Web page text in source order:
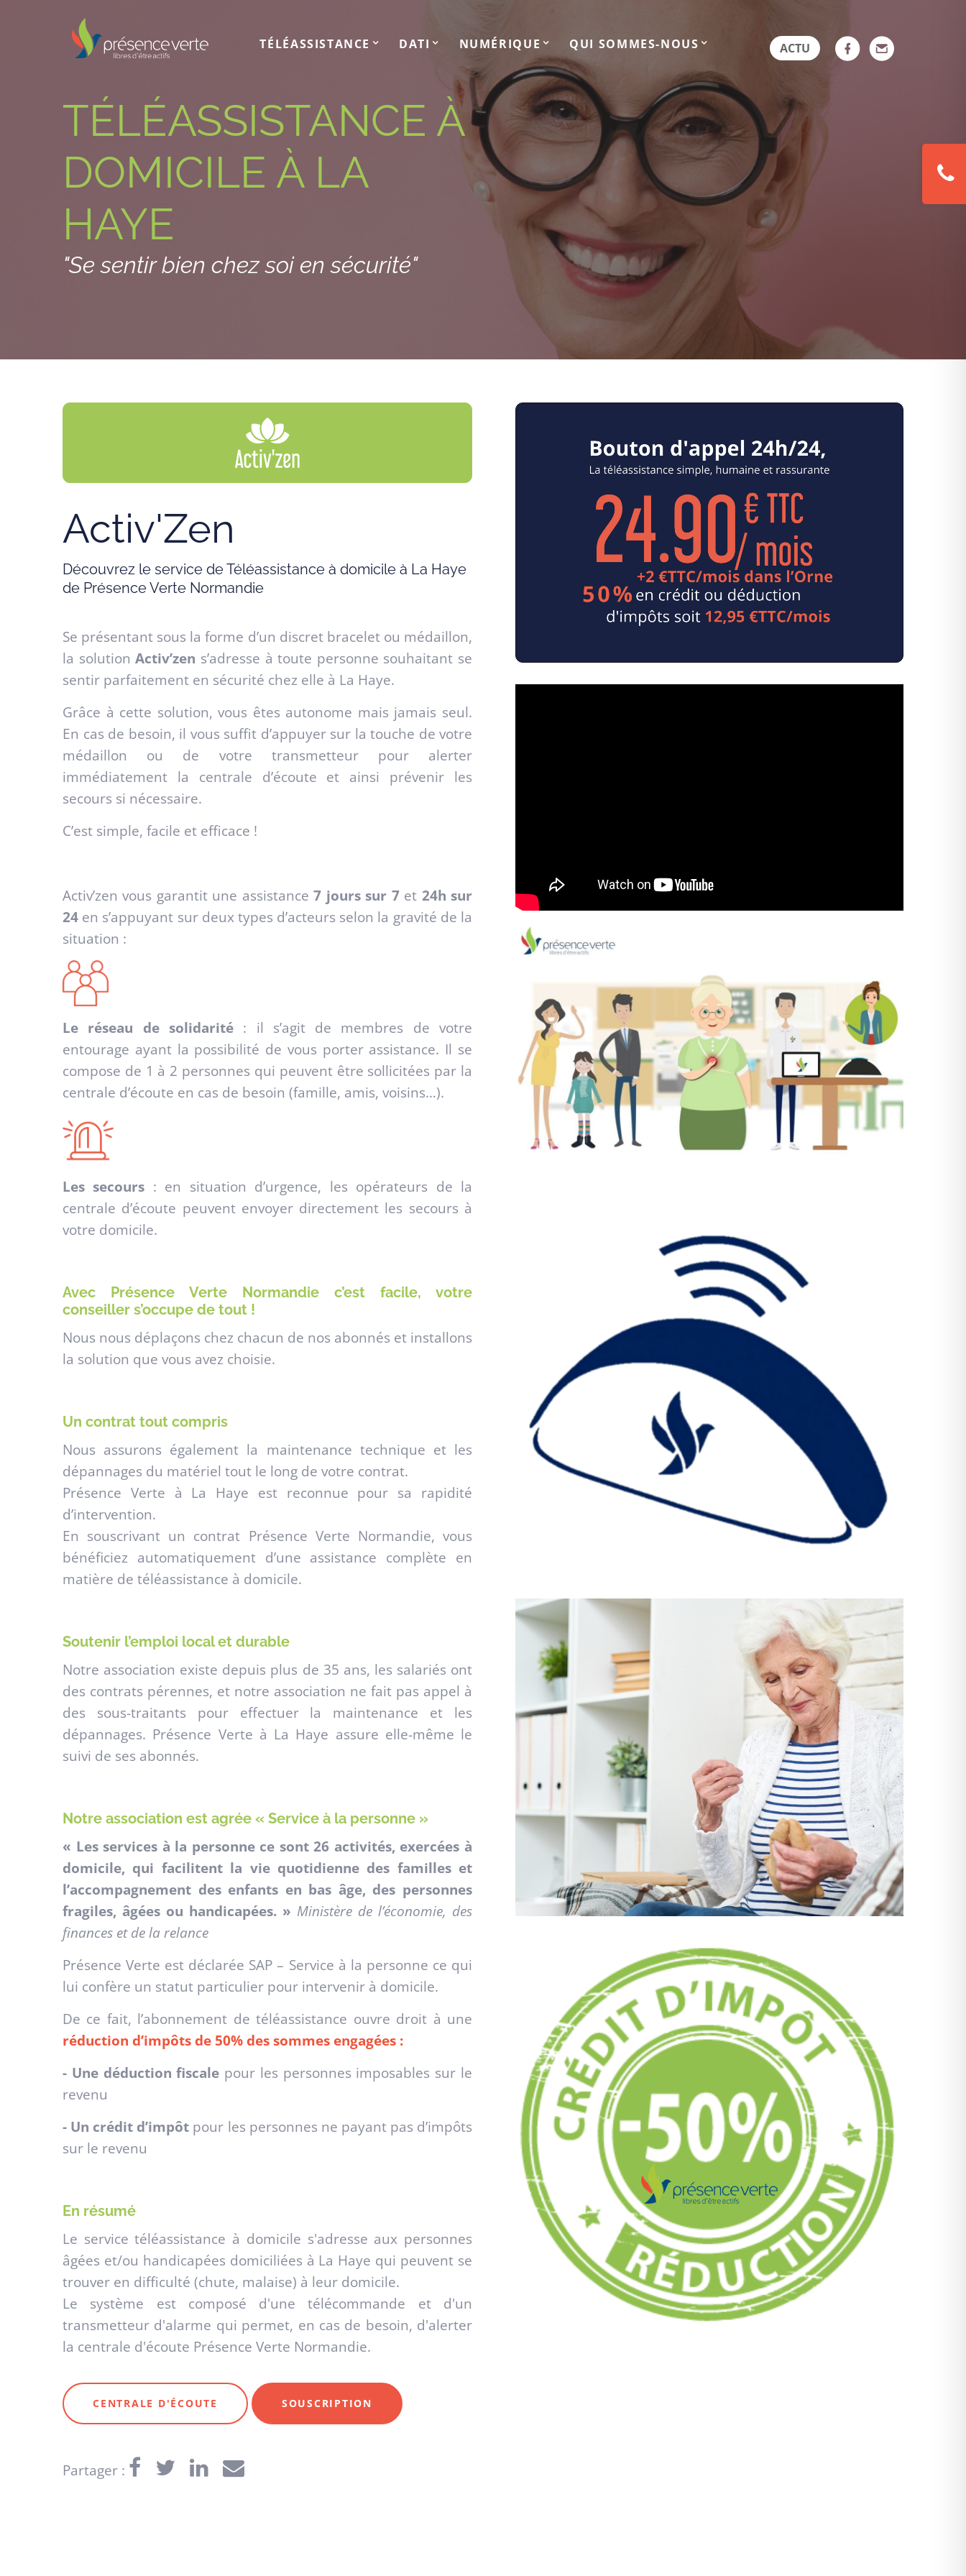
TÉLÉASSISTANCE DATI NUMÉRIQUE QUI SOMMES-NOUS ACTU
TÉLÉASSISTANCE À
DOMICILE À LA
HAYE
"Se sentir bien chez soi en sécurité"
Activ'Zen
Découvrez le service de Téléassistance à domicile à La Haye
de Présence Verte Normandie
Se présentant sous la forme d’un discret bracelet ou médaillon,
la solutionActiv’zen s’adresse à toute personne souhaitant se
sentir parfaitement en sécurité chez elle à La Haye.
Grâce à cette solution, vous êtes autonome mais jamais seul.
En cas de besoin, il vous suffit d’appuyer sur la touche de votre
médaillon ou de votre transmetteur pour alerter
immédiatement la centrale d’écoute et ainsi prévenir les
secours si nécessaire.
C’est simple, facile et efficace !
Activ’zen vous garantit une assistance7 jours sur 7et 24h sur
24 en s’appuyant sur deux types d’acteurs selon la gravité de la
situation :
Le réseau de solidarité: il s’agit de membres de votre
entourage ayant la possibilité de vous porter assistance. Il se
compose de 1 à 2 personnes qui peuvent être sollicitées par la
centrale d’écoute en cas de besoin (famille, amis, voisins…).
Les secours : en situation d’urgence, les opérateurs de la
centrale d’écoute peuvent envoyer directement les secours à
votre domicile.
Avec Présence Verte Normandie c’est facile, votre
conseiller s’occupe de tout !
Nous nous déplaçons chez chacun de nos abonnés et installons
la solution que vous avez choisie.
Un contrat tout compris
Nous assurons également la maintenance technique et les
dépannages du matériel tout le long de votre contrat.
Présence Verte à La Haye est reconnue pour sa rapidité
d’intervention.
En souscrivant un contrat Présence Verte Normandie, vous
bénéficiez automatiquement d’une assistance complète en
matière de téléassistance à domicile.
Soutenir l’emploi local et durable
Notre association existe depuis plus de 35 ans, les salariés ont
des contrats pérennes, et notre association ne fait pas appel à
des sous-traitants pour effectuer la maintenance et les
dépannages. Présence Verte à La Haye assure elle-même le
suivi de ses abonnés.
Notre association est agrée « Service à la personne »
« Les services à la personne ce sont 26 activités, exercées à
domicile, qui facilitent la vie quotidienne des familles et
l’accompagnement des enfants en bas âge, des personnes
fragiles, âgées ou handicapées. » Ministère de l’économie, des
finances et de la relance
Présence Verte est déclarée SAP – Service à la personne ce qui
lui confère un statut particulier pour intervenir à domicile.
De ce fait, l’abonnement de téléassistance ouvre droit à une
réduction d’impôts de 50% des sommes engagées :
- Une déduction fiscale pour les personnes imposables sur le
revenu
- Un crédit d’impôt pour les personnes ne payant pas d’impôts
sur le revenu
En résumé
Le service téléassistance à domicile s'adresse aux personnes
âgées et/ou handicapées domiciliées à La Haye qui peuvent se
trouver en difficulté (chute, malaise) à leur domicile.
Le système est composé d'une télécommande et d'un
transmetteur d'alarme qui permet, en cas de besoin, d'alerter
la centrale d'écoute Présence Verte Normandie.
CENTRALE D'ÉCOUTE SOUSCRIPTION
Partager :